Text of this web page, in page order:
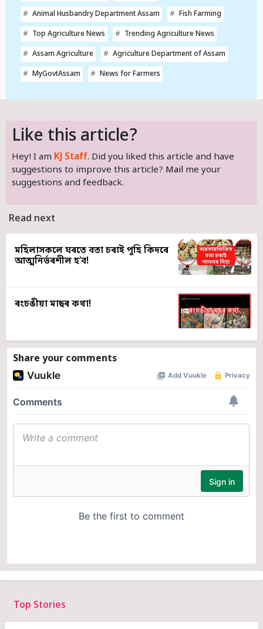
Animal Husbandry Department Assam Fish Farming
Top Agriculture News Trending Agriculture News
Assam Agriculture Agriculture Department of Assam
MyGovtAssam News for Farmers
Like this article?
Hey! I am KJ Staff. Did you liked this article and have
suggestions to improve this article? Mail me your
suggestions and feedback.
Read next
মহিলাসকলে ঘৰতে বতা চৰাই পুহি কিদৰে
আত্মনিৰ্ভৰশীল হ’ব!
ৰংচঙীয়া মাছৰ কথা!
Share your comments
Top Stories